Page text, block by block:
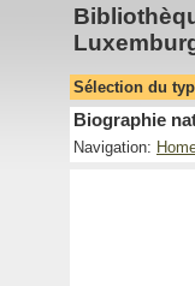
Sélection du
Biographie
Navigation: